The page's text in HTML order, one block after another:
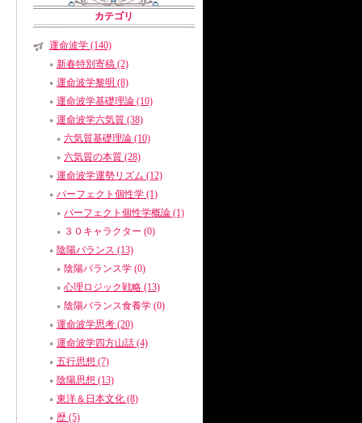
カテゴリ
運命波学 (140)
新春特別寄稿 (2)
運命波学黎明 (8)
運命波学基礎理論 (10)
運命波学六気質 (38)
六気質基礎理論 (10)
六気質の本質 (28)
運命波学運勢リズム (12)
パーフェクト個性学 (1)
パーフェクト個性学概論 (1)
３０キャラクター (0)
陰陽バランス (13)
陰陽バランス学 (0)
心理ロジック戦略 (13)
陰陽バランス食養学 (0)
運命波学思考 (20)
運命波学四方山話 (4)
五行思想 (7)
陰陽思想 (13)
東洋＆日本文化 (8)
歴 (5)